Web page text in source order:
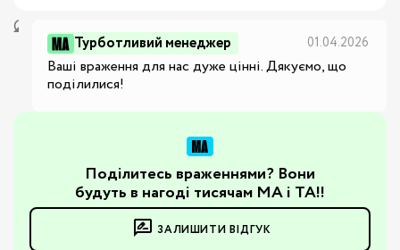
Турботливий менеджер 01.04.2026
Ваші враження для нас дуже цінні. Дякуємо, що
поділилися!
Поділитесь враженнями? Вони
будуть в нагоді тисячам МА і ТА!!
ЗАЛИШИТИ ВІДГУК